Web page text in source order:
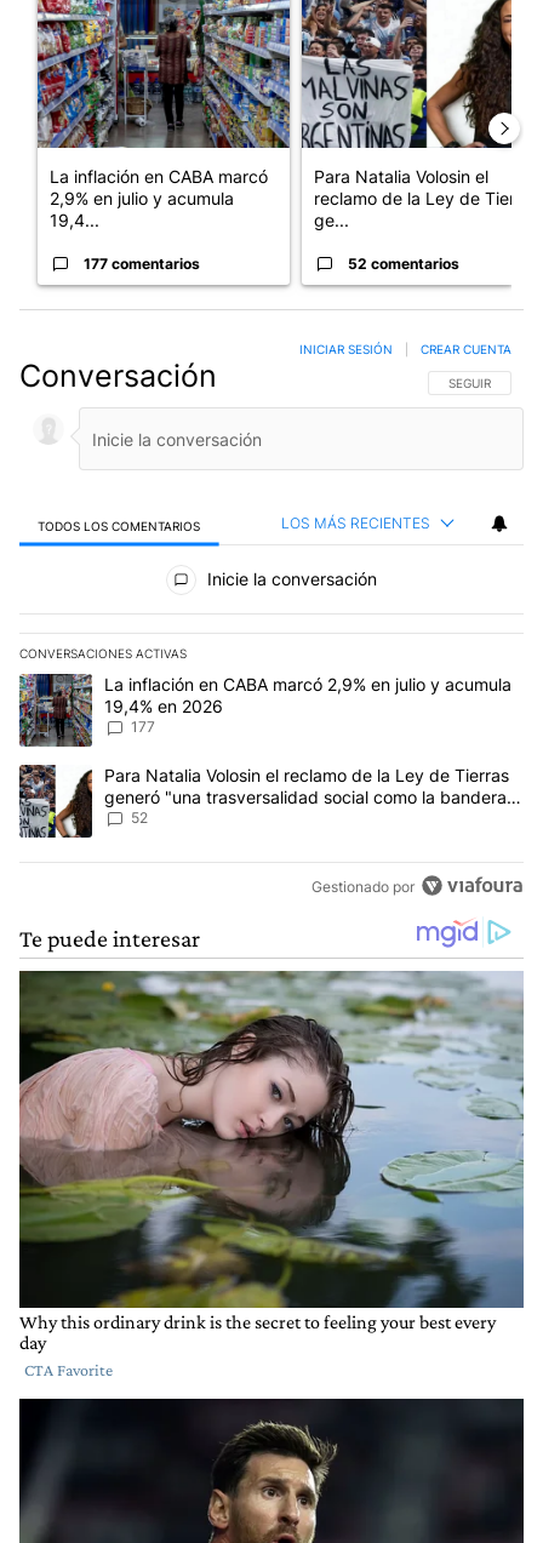
La inflación en CABA marcó
2,9% en julio y acumula
19,4...
177 comentarios
Para Natalia Volosin el
reclamo de la Ley de Tierras
ge...
52 comentarios
Conversación SIGA ESTA
SEGUIR
INICIAR SESIÓN CREAR CUENTA
TODOS LOS COMENTARIOS LOS MÁS RECIENTES
Todos los comentarios
Inicie la conversación
CONVERSACIONES ACTIVAS
Este listado muestra los artículos con más comentarios en los
Un artículo de tendencia con el título "La inflación en CABA
La inflación en CABA marcó 2,9% en julio y acumula
19,4% en 2026
177
Un artículo de tendencia con el título "Para Natalia Volosin el
Para Natalia Volosin el reclamo de la Ley de Tierras
generó "una trasversalidad social como la bandera
de Malvinas"
52
Gestionado por